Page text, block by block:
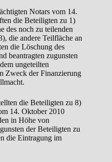
Notars vom 14.
die Beteiligten zu 1)
des noch zu teilenden
die andere Teilfläche an
die Löschung des
beantragten zugunsten
ungeteilten
Zweck der Finanzierung
die Beteiligten zu 8)
14. Oktober 2010
in Höhe von
der Beteiligten zu
die Eintragung im